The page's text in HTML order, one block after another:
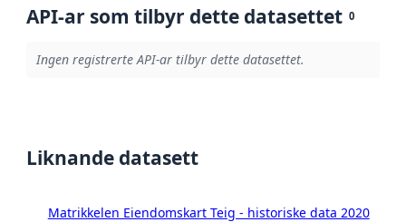
API-ar som tilbyr dette datasettet 0
Ingen registrerte API-ar tilbyr dette datasettet.
Liknande datasett
Matrikkelen Eiendomskart Teig - historiske data 2020